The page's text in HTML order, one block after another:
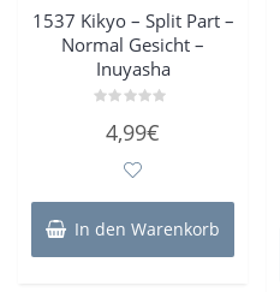
1537 Kikyo – Split Part –
Normal Gesicht –
Inuyasha
mit
4,99€
In den Warenkorb